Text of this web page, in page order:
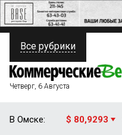
ПОЛИТИКА
ФИНАНСЫ
Все рубрики
Четверг, 6 Августа
В Омске: $ 80,9293